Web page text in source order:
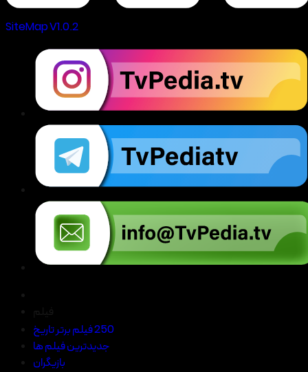
SiteMap V1.0.2
250 فیلم برتر تاریخ
جدیدترین فیلم ها
بازیگران